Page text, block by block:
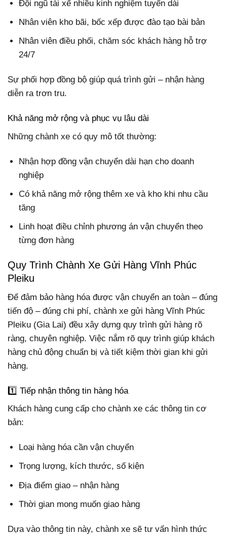
Đội ngũ tài xế nhiều kinh nghiệm tuyến dài
Nhân viên kho bãi, bốc xếp được đào tạo bài bản
Nhân viên điều phối, chăm sóc khách hàng hỗ trợ
24/7
Sự phối hợp đồng bộ giúp quá trình gửi – nhận hàng
diễn ra trơn tru.
Khả năng mở rộng và phục vụ lâu dài
Những chành xe có quy mô tốt thường:
Nhận hợp đồng vận chuyển dài hạn cho doanh
nghiệp
Có khả năng mở rộng thêm xe và kho khi nhu cầu
tăng
Linh hoạt điều chỉnh phương án vận chuyển theo
từng đơn hàng
Quy Trình Chành Xe Gửi Hàng Vĩnh Phúc
Pleiku
Để đảm bảo hàng hóa được vận chuyển an toàn – đúng
tiến độ – đúng chi phí, chành xe gửi hàng Vĩnh Phúc
Pleiku (Gia Lai) đều xây dựng quy trình gửi hàng rõ
ràng, chuyên nghiệp. Việc nắm rõ quy trình giúp khách
hàng chủ động chuẩn bị và tiết kiệm thời gian khi gửi
hàng.
1️⃣ Tiếp nhận thông tin hàng hóa
Khách hàng cung cấp cho chành xe các thông tin cơ
bản:
Loại hàng hóa cần vận chuyển
Trọng lượng, kích thước, số kiện
Địa điểm giao – nhận hàng
Thời gian mong muốn giao hàng
Dựa vào thông tin này, chành xe sẽ tư vấn hình thức